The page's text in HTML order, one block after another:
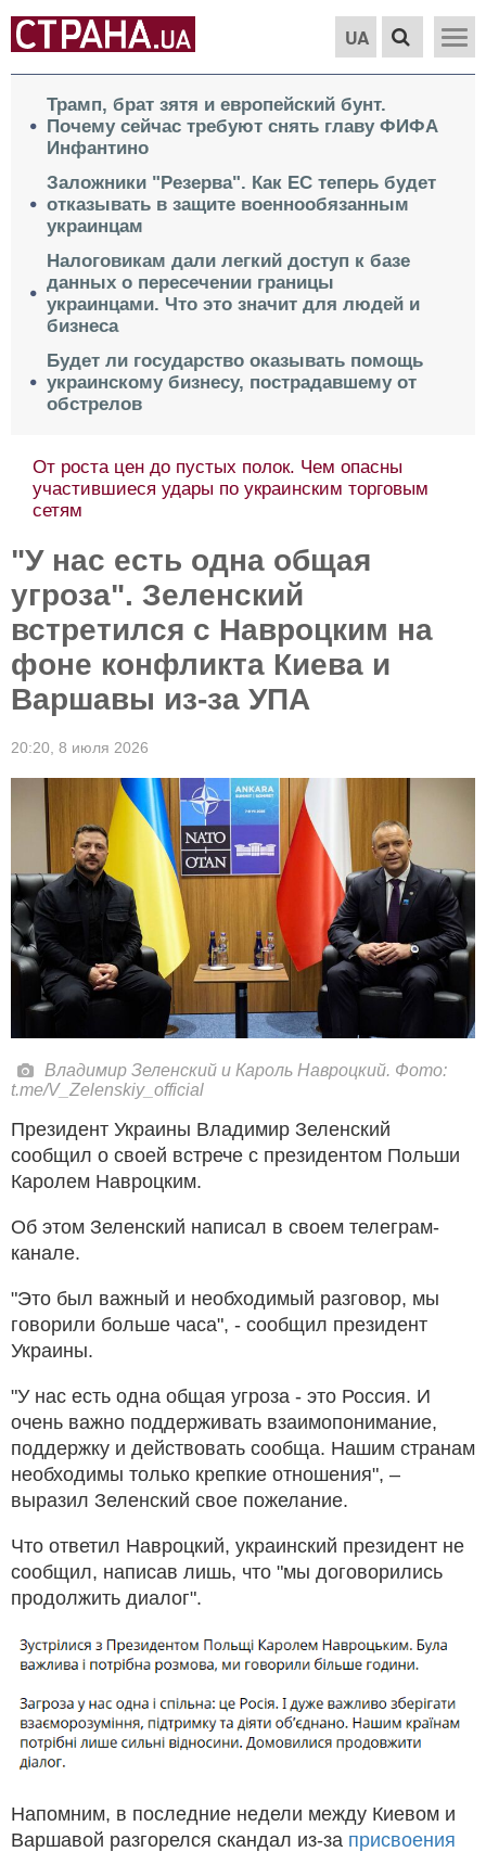
UA
Трамп, брат зятя и европейский бунт.
Почему сейчас требуют снять главу ФИФА
Инфантино
Заложники "Резерва". Как ЕС теперь будет
отказывать в защите военнообязанным
украинцам
Налоговикам дали легкий доступ к базе
данных о пересечении границы
украинцами. Что это значит для людей и
бизнеса
Будет ли государство оказывать помощь
украинскому бизнесу, пострадавшему от
обстрелов
От роста цен до пустых полок. Чем опасны
участившиеся удары по украинским торговым
сетям
"У нас есть одна общая
угроза". Зеленский
встретился с Навроцким на
фоне конфликта Киева и
Варшавы из-за УПА
20:20, 8 июля 2026
Владимир Зеленский и Кароль Навроцкий. Фото:
t.me/V_Zelenskiy_official
Президент Украины Владимир Зеленский
сообщил о своей встрече с президентом Польши
Каролем Навроцким.
Об этом Зеленский написал в своем телеграм-
канале.
"Это был важный и необходимый разговор, мы
говорили больше часа", - сообщил президент
Украины.
"У нас есть одна общая угроза - это Россия. И
очень важно поддерживать взаимопонимание,
поддержку и действовать сообща. Нашим странам
необходимы только крепкие отношения", –
выразил Зеленский свое пожелание.
Что ответил Навроцкий, украинский президент не
сообщил, написав лишь, что "мы договорились
продолжить диалог".
Напомним, в последние недели между Киевом и
Варшавой разгорелся скандал из-за присвоения